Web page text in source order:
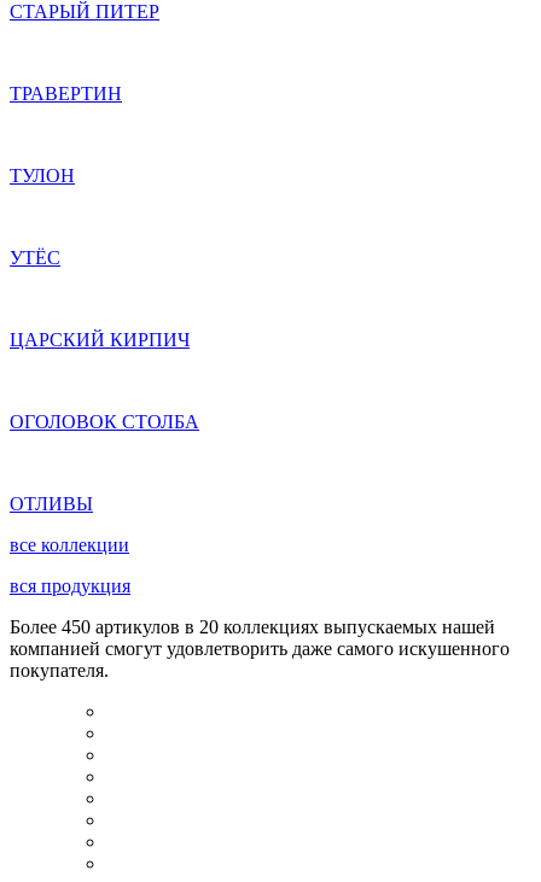
СТАРЫЙ ПИТЕР
ТРАВЕРТИН
ТУЛОН
УТЁС
ЦАРСКИЙ КИРПИЧ
ОГОЛОВОК СТОЛБА
ОТЛИВЫ
все коллекции
вся продукция
Более 450 артикулов в 20 коллекциях выпускаемых нашей
компанией смогут удовлетворить даже самого искушенного
покупателя.